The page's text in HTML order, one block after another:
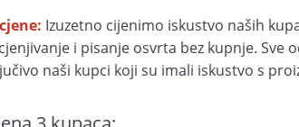
Izuzetno cijenimo iskustvo naših
i pisanje osvrta bez kupnje. Sve
naši kupci koji su imali iskustvo s